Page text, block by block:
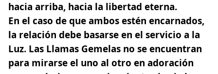
hacia arriba, hacia la libertad eterna.
En el caso de que ambos estén encarnados,
la relación debe basarse en el servicio a la
Luz. Las Llamas Gemelas no se encuentran
para mirarse el uno al otro en adoración